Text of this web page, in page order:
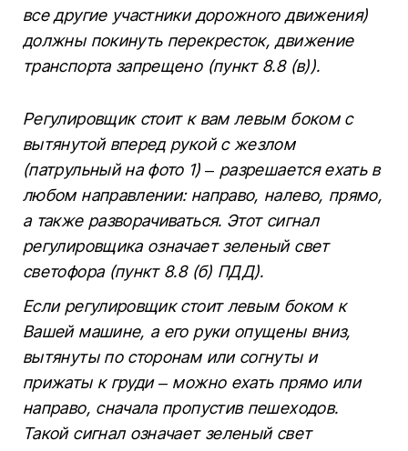
все другие участники дорожного движения)
должны покинуть перекресток, движение
транспорта запрещено (пункт 8.8 (в)).
Регулировщик стоит к вам левым боком с
вытянутой вперед рукой с жезлом
(патрульный на фото 1) – разрешается ехать в
любом направлении: направо, налево, прямо,
а также разворачиваться. Этот сигнал
регулировщика означает зеленый свет
светофора (пункт 8.8 (б) ПДД).
Если регулировщик стоит левым боком к
Вашей машине, а его руки опущены вниз,
вытянуты по сторонам или согнуты и
прижаты к груди – можно ехать прямо или
направо, сначала пропустив пешеходов.
Такой сигнал означает зеленый свет